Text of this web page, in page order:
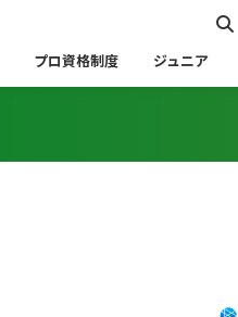
プロ資格制度 ジュニア